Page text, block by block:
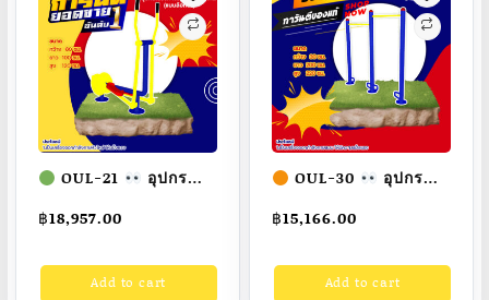
ออก
กำลัง
กาย
กลาง
แจ้ง
ผู้ใหญ่
ขนาด
300x300x320cm.
OUL-21
อุปกรณ์
(แบบล้อถ่วง) เครื่องออก
กำลังกายกลางแจ้ง
ขนาด
฿18,957.00
Add to cart
OUL-30
อุปกรณ์
กำลังกายกลางแจ้ง
ผู้ใหญ่
ขนาด
30x200x220cm.
฿15,166.00
Add to cart